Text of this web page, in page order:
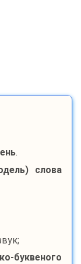
.
слова
буквеного